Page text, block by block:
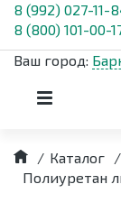
8 (992) 027-11-
8 (800) 101-00-
Ваш город:
/ Каталог /
Полиуретан